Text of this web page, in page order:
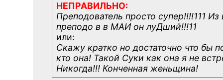
НЕПРАВИЛЬНО:
Преподователь просто супер!!!!111 Из
преподо в в МАИ он луДший!!!11
или:
Скажу кратко но достаточно что бы
кто она! Такой Суки как она я не
Никогда!!! Конченная женьщина!